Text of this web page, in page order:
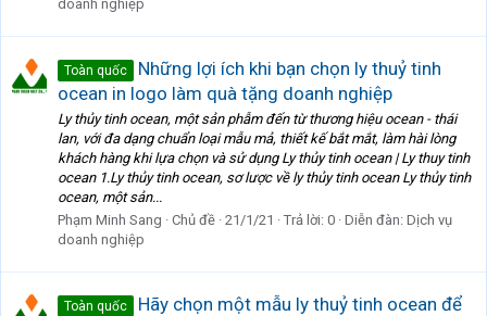
doanh nghiệp
Toàn quốc
Những lợi ích khi bạn chọn ly thuỷ tinh
ocean in logo làm quà tặng doanh nghiệp
Ly thủy tinh ocean, một sản phẫm đến từ thương hiệu ocean - thái
lan, với đa dạng chuẩn loại mẫu mả, thiết kế bắt mắt, làm hài lòng
khách hàng khi lựa chọn và sử dụng Ly thủy tinh ocean | Ly thuy tinh
ocean 1.Ly thủy tinh ocean, sơ lược về ly thủy tinh ocean Ly thủy tinh
ocean, một sản...
Phạm Minh Sang
Chủ đề 21/1/21 Trả lời: 0 Diễn đàn: Dịch vụ
doanh nghiệp
Toàn quốc
Hãy chọn một mẫu ly thuỷ tinh ocean để